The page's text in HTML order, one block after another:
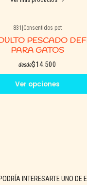
831 Consentidos pet
PESCADO
PARA GATOS
desde$14.500
Ver opciones
INTERESARTE UNO DE